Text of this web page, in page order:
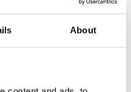
About
rymmer ett